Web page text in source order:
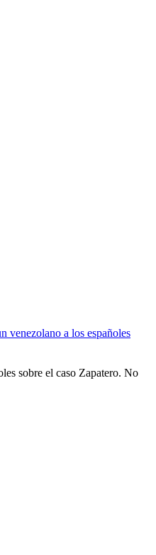
venezolano a los españoles
sobre el caso Zapatero. No